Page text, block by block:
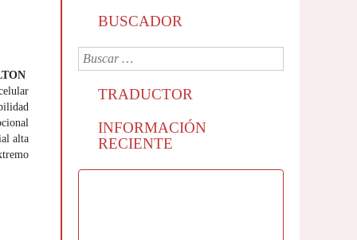
alta
BUSCADOR
TRADUCTOR
INFORMACIÓN
RECIENTE